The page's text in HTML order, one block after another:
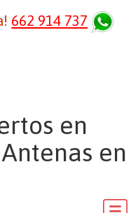
662 914 737
en
en